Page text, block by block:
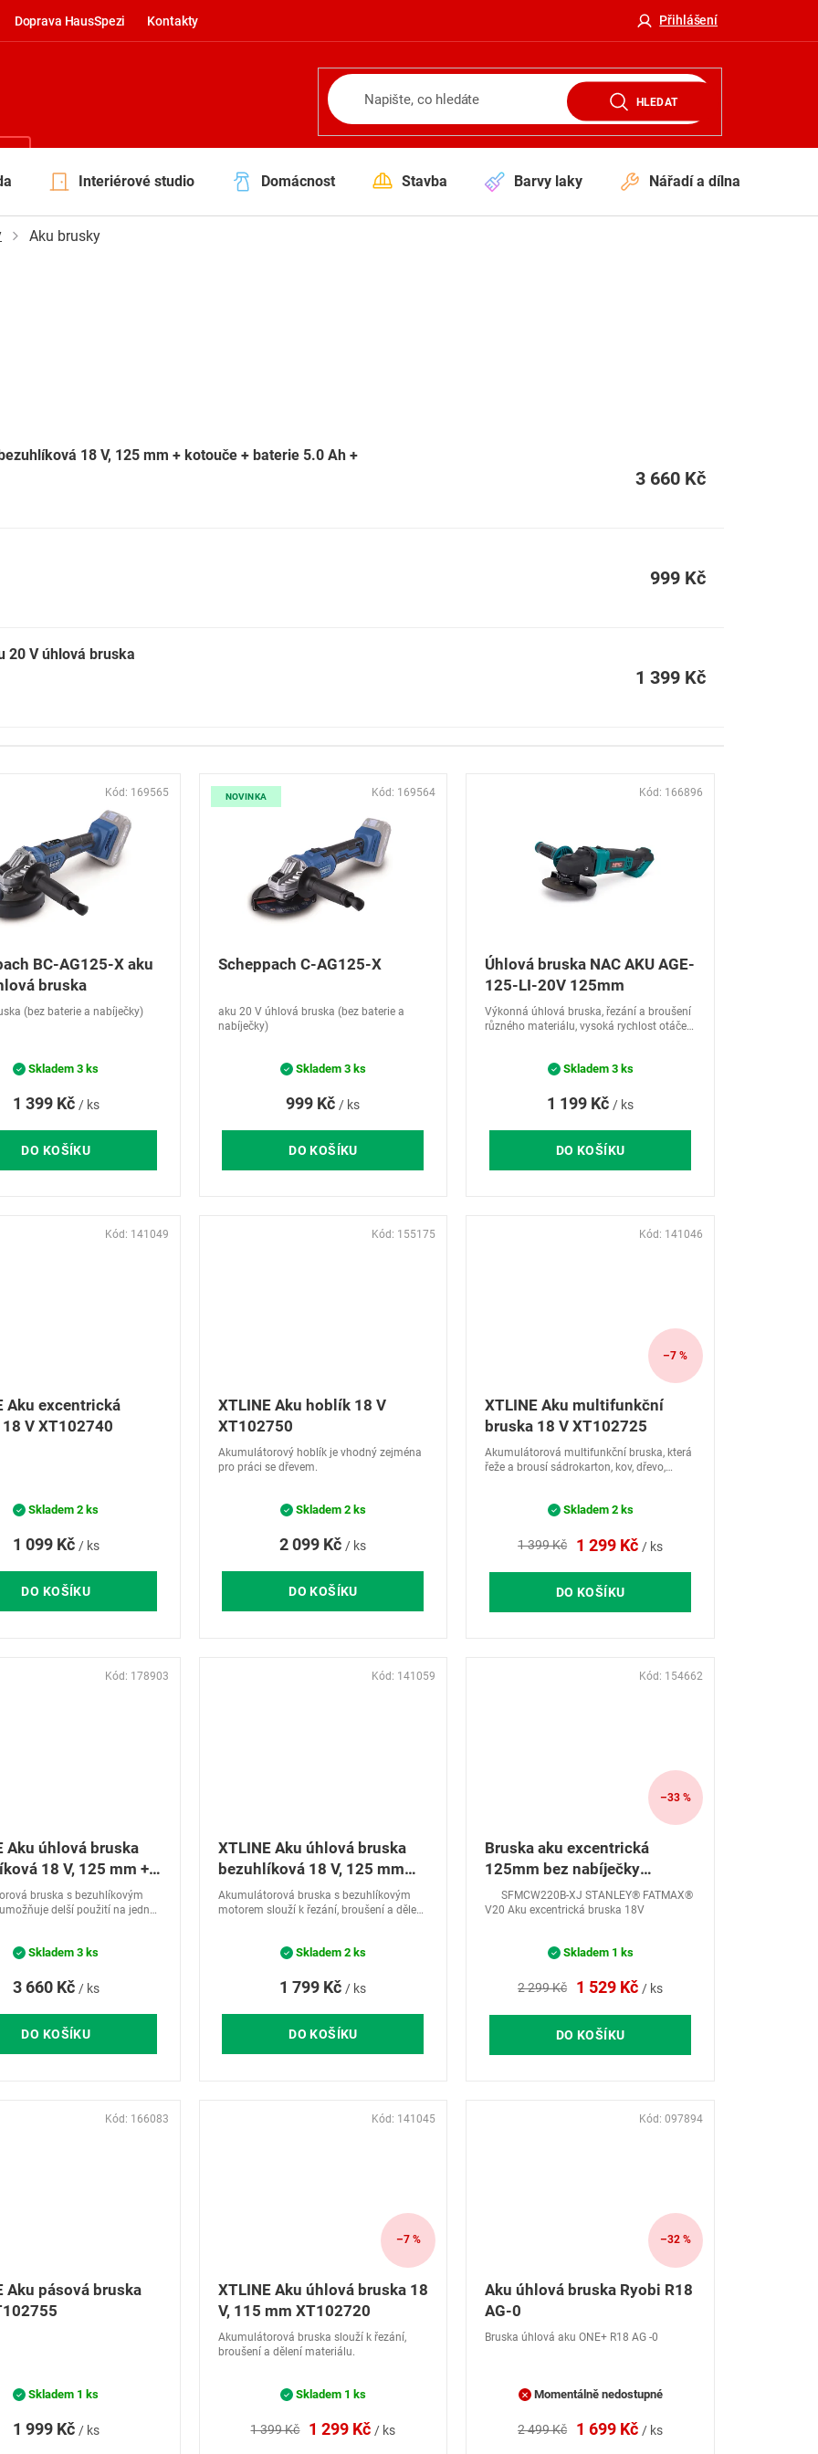
Doprava HausSpezi Kontakty Přihlášení
HLEDAT
Interiérové studio Domácnost Stavba Barvy laky Nářadí a dílna
Aku brusky
18 V, 125 mm + kotouče + baterie 5.0 Ah +
3 660 Kč
999 Kč
20 V úhlová bruska
1 399 Kč
BC-AG125-X aku
bruska
1 399 Kč / ks
DO KOŠÍKU
(bez baterie a nabíječky)
Skladem3 ks
Kód: 169565 NOVINKA
Scheppach C-AG125-X
999 Kč / ks
DO KOŠÍKU
aku 20 V úhlová bruska (bez baterie a
nabíječky)
Skladem 3 ks
Kód: 169564
Úhlová bruska NAC AKU AGE-
125-LI-20V 125mm
1 199 Kč / ks
DO KOŠÍKU
Výkonná úhlová bruska, řezání a broušení
různého materiálu, vysoká rychlost otáček
vřetena, řada... Skladem 3 ks
Kód: 166896
Aku excentrická
18 V XT102740
1 099 Kč / ks
DO KOŠÍKU
Skladem2 ks
Kód: 141049
XTLINE Aku hoblík 18 V
XT102750
2 099 Kč / ks
DO KOŠÍKU
Akumulátorový hoblík je vhodný zejména
pro práci se dřevem.
Skladem 2 ks
Kód: 155175
–7 %
XTLINE Aku multifunkční
bruska 18 V XT102725
1 399 Kč 1 299 Kč / ks
DO KOŠÍKU
Akumulátorová multifunkční bruska, která
řeže a brousí sádrokarton, kov, dřevo,
Skladem 2 ks
Kód: 141046
Aku úhlová bruska
18 V, 125 mm +
+ baterie 5.0 Ah +
+ box
3 660 Kč / ks
DO KOŠÍKU
bruska s bezuhlíkovým
delší použití na jedno
pogumovanou rukojetí pro...
Skladem3 ks
Kód: 178903
XTLINE Aku úhlová bruska
bezuhlíková 18 V, 125 mm
XT102835
1 799 Kč / ks
DO KOŠÍKU
Akumulátorová bruska s bezuhlíkovým
motorem slouží k řezání, broušení a dělení
Skladem 2 ks
Kód: 141059
–33 %
Bruska aku excentrická
125mm bez nabíječky
Stanley V20
2 299 Kč 1 529 Kč / ks
DO KOŠÍKU
SFMCW220B-XJ STANLEY® FATMAX®
V20 Aku excentrická bruska 18V
Skladem 1 ks
Kód: 154662
Aku pásová bruska
1 999 Kč / ks
Skladem 1 ks
Kód: 166083
–7 %
XTLINE Aku úhlová bruska 18
V, 115 mm XT102720
1 399 Kč 1 299 Kč/ ks
Akumulátorová bruska slouží k řezání,
broušení a dělení materiálu.
Skladem 1 ks
Kód: 141045
–32 %
Aku úhlová bruska Ryobi R18
AG-0
2 499 Kč 1 699 Kč/ ks
Bruska úhlová aku ONE+ R18 AG -0
Momentálně nedostupné
Kód: 097894